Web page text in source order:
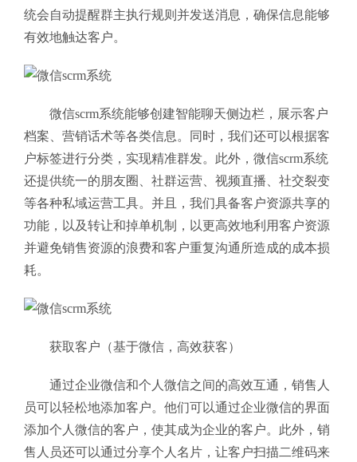
统会自动提醒群主执行规则并发送消息，确保信息能够
有效地触达客户。
微信scrm系统能够创建智能聊天侧边栏，展示客户
档案、营销话术等各类信息。同时，我们还可以根据客
户标签进行分类，实现精准群发。此外，微信scrm系统
还提供统一的朋友圈、社群运营、视频直播、社交裂变
等各种私域运营工具。并且，我们具备客户资源共享的
功能，以及转让和掉单机制，以更高效地利用客户资源
并避免销售资源的浪费和客户重复沟通所造成的成本损
耗。
获取客户（基于微信，高效获客）
通过企业微信和个人微信之间的高效互通，销售人
员可以轻松地添加客户。他们可以通过企业微信的界面
添加个人微信的客户，使其成为企业的客户。此外，销
售人员还可以通过分享个人名片，让客户扫描二维码来